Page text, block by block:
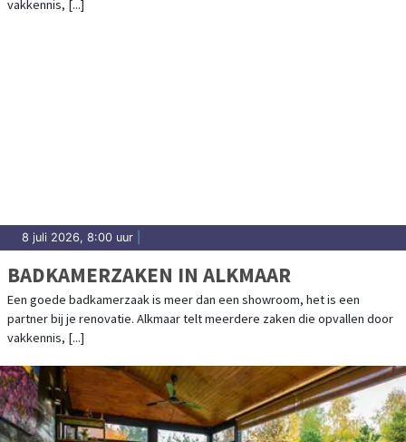
vakkennis, [...]
8 juli 2026, 8:00 uur
BADKAMERZAKEN IN ALKMAAR
Een goede badkamerzaak is meer dan een showroom, het is een
partner bij je renovatie. Alkmaar telt meerdere zaken die opvallen door
vakkennis, [...]